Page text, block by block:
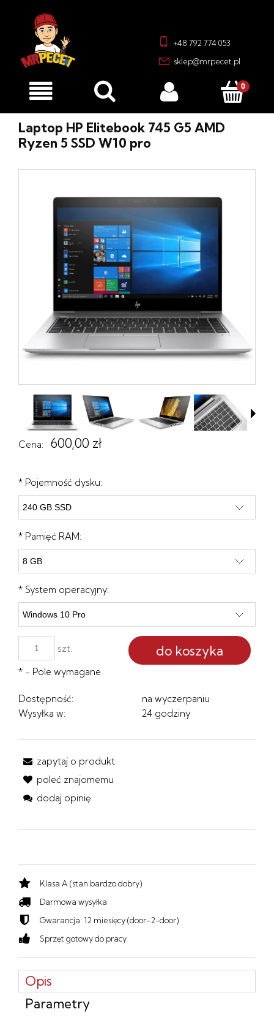
+48 792 774 053
sklep@mrpecet.pl
Laptop HP Elitebook 745 G5 AMD
Ryzen 5 SSD W10 pro
Cena: 600,00 zł
* Pojemność dysku:
* Pamięć RAM:
* System operacyjny:
szt. do koszyka
* - Pole wymagane
Dostępność:
na wyczerpaniu
Wysyłka w:
24 godziny
zapytaj o produkt
poleć znajomemu
dodaj opinię
Klasa A (stan bardzo dobry)
Darmowa wysyłka
Gwarancja: 12 miesięcy (door-2-door)
Sprzęt gotowy do pracy
Opis
Parametry